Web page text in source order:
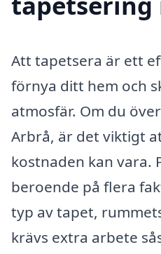
Att tapetsera är ett
förnya ditt hem och
atmosfär. Om du
Arbrå, är det viktigt
kostnaden kan vara.
beroende på flera
typ av tapet,
krävs extra arbete